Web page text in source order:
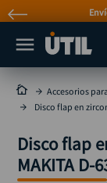
Accesorios
Disco flap en
Disco flap
MAKITA D-
MÁS
taladro
taladros
compresor